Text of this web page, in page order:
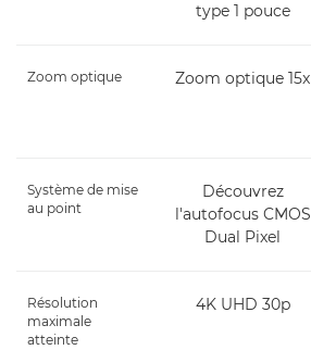
type 1 pouce
Zoom optique Zoom optique 15x
Système de mise
au point
Découvrez
l'autofocus CMOS
Dual Pixel
Résolution
maximale
atteinte
4K UHD 30p